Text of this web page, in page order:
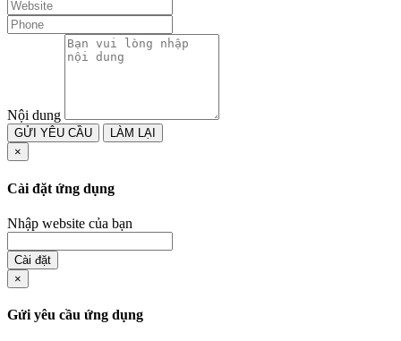
Nội dung
GỬI YÊU CẦU
×
Cài đặt ứng dụng
Nhập website của bạn
Cài đặt
×
Gửi yêu cầu ứng dụng